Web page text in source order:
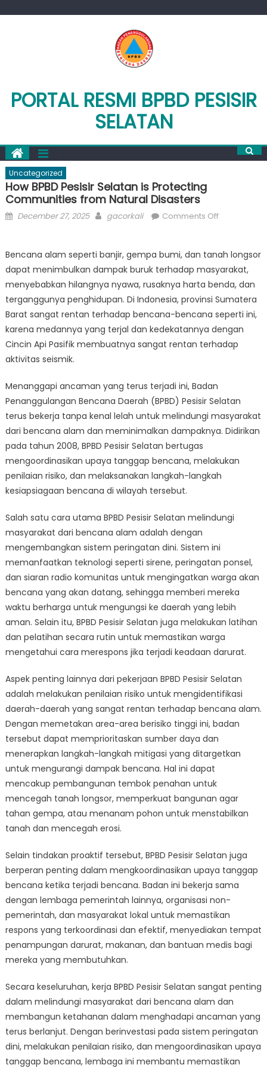
PORTAL RESMI BPBD PESISIR
SELATAN
Uncategorized
How BPBD Pesisir Selatan is Protecting
Communities from Natural Disasters
Posted
December 27, 2025 Author
gacorkali Comments Offon
Pesisir
Selatan
is
Protecting
from
Natural
Disasters
Bencana alam seperti banjir, gempa bumi, dan tanah longsor
dapat menimbulkan dampak buruk terhadap masyarakat,
menyebabkan hilangnya nyawa, rusaknya harta benda, dan
terganggunya penghidupan. Di Indonesia, provinsi Sumatera
Barat sangat rentan terhadap bencana-bencana seperti ini,
karena medannya yang terjal dan kedekatannya dengan
Cincin Api Pasifik membuatnya sangat rentan terhadap
aktivitas seismik.
Menanggapi ancaman yang terus terjadi ini, Badan
Penanggulangan Bencana Daerah (BPBD) Pesisir Selatan
terus bekerja tanpa kenal lelah untuk melindungi masyarakat
dari bencana alam dan meminimalkan dampaknya. Didirikan
pada tahun 2008, BPBD Pesisir Selatan bertugas
mengoordinasikan upaya tanggap bencana, melakukan
penilaian risiko, dan melaksanakan langkah-langkah
kesiapsiagaan bencana di wilayah tersebut.
Salah satu cara utama BPBD Pesisir Selatan melindungi
masyarakat dari bencana alam adalah dengan
mengembangkan sistem peringatan dini. Sistem ini
memanfaatkan teknologi seperti sirene, peringatan ponsel,
dan siaran radio komunitas untuk mengingatkan warga akan
bencana yang akan datang, sehingga memberi mereka
waktu berharga untuk mengungsi ke daerah yang lebih
aman. Selain itu, BPBD Pesisir Selatan juga melakukan latihan
dan pelatihan secara rutin untuk memastikan warga
mengetahui cara merespons jika terjadi keadaan darurat.
Aspek penting lainnya dari pekerjaan BPBD Pesisir Selatan
adalah melakukan penilaian risiko untuk mengidentifikasi
daerah-daerah yang sangat rentan terhadap bencana alam.
Dengan memetakan area-area berisiko tinggi ini, badan
tersebut dapat memprioritaskan sumber daya dan
menerapkan langkah-langkah mitigasi yang ditargetkan
untuk mengurangi dampak bencana. Hal ini dapat
mencakup pembangunan tembok penahan untuk
mencegah tanah longsor, memperkuat bangunan agar
tahan gempa, atau menanam pohon untuk menstabilkan
tanah dan mencegah erosi.
Selain tindakan proaktif tersebut, BPBD Pesisir Selatan juga
berperan penting dalam mengkoordinasikan upaya tanggap
bencana ketika terjadi bencana. Badan ini bekerja sama
dengan lembaga pemerintah lainnya, organisasi non-
pemerintah, dan masyarakat lokal untuk memastikan
respons yang terkoordinasi dan efektif, menyediakan tempat
penampungan darurat, makanan, dan bantuan medis bagi
mereka yang membutuhkan.
Secara keseluruhan, kerja BPBD Pesisir Selatan sangat penting
dalam melindungi masyarakat dari bencana alam dan
membangun ketahanan dalam menghadapi ancaman yang
terus berlanjut. Dengan berinvestasi pada sistem peringatan
dini, melakukan penilaian risiko, dan mengoordinasikan upaya
tanggap bencana, lembaga ini membantu memastikan